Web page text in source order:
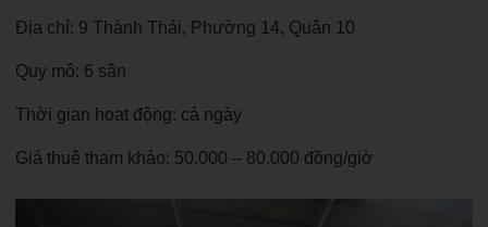
Địa chỉ: 9 Thành Thái, Phường 14, Quận 10
Quy mô: 6 sân
Thời gian hoạt động: cả ngày
Giá thuê tham khảo: 50.000 – 80.000 đồng/giờ